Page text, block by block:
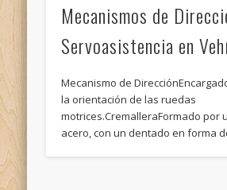
Mecanismos de
Servoasistencia en
Mecanismo de
la orientación de las ruedas
motrices.CremalleraFormado por
acero, con un dentado en forma